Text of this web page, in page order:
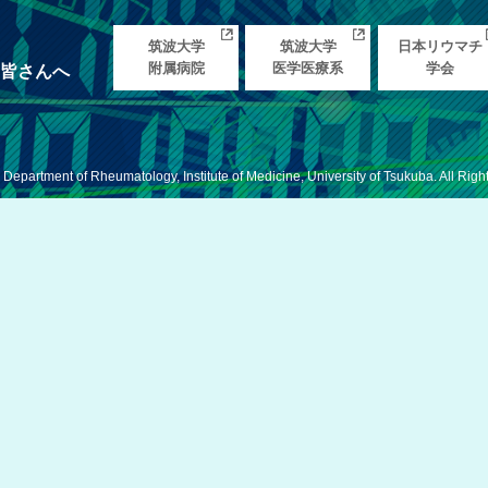
さんへ
筑波大学
附属病院
筑波大学
医学医療系
日本リウマチ
学会
of Rheumatology, Institute of Medicine, University of Tsukuba. All